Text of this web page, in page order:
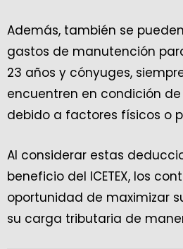
Además, también se
gastos de manutención
23 años y cónyuges,
encuentren en condición
debido a factores físicos o
Al considerar estas
beneficio del ICETEX, los
oportunidad de maximizar
su carga tributaria de